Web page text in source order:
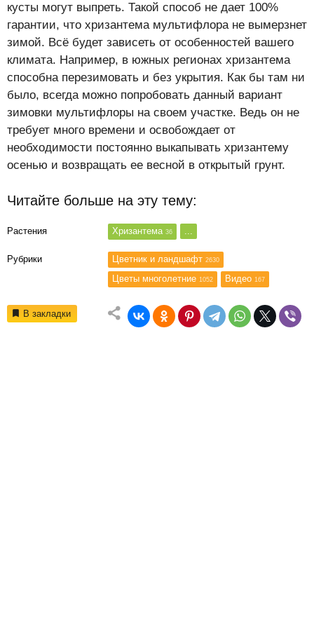
кусты могут выпреть. Такой способ не дает 100%
гарантии, что хризантема мультифлора не вымерзнет
зимой. Всё будет зависеть от особенностей вашего
климата. Например, в южных регионах хризантема
способна перезимовать и без укрытия. Как бы там ни
было, всегда можно попробовать данный вариант
зимовки мультифлоры на своем участке. Ведь он не
требует много времени и освобождает от
необходимости постоянно выкапывать хризантему
осенью и возвращать ее весной в открытый грунт.
Читайте больше на эту тему:
Растения Хризантема 36 ...
Рубрики Цветник и ландшафт 2630
Цветы многолетние 1052 Видео 167
В закладки